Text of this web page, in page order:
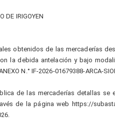
DE IRIGOYEN
obtenidos de las mercaderías
la debida antelación y bajo
N.° IF-2026-01679388-ARCA-
de las mercaderías detallas
de la página web https://